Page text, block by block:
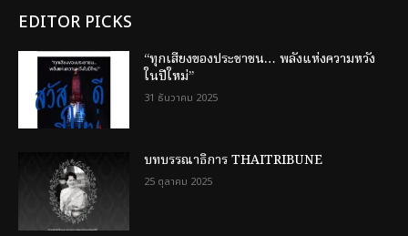
EDITOR PICKS
“ทุกเสียงของประชาชน… พลังแห่งความหวัง
ในปีใหม่”
31 ธันวาคม 2025
บทบรรณาธิการ THAITRIBUNE
25 ตุลาคม 2025